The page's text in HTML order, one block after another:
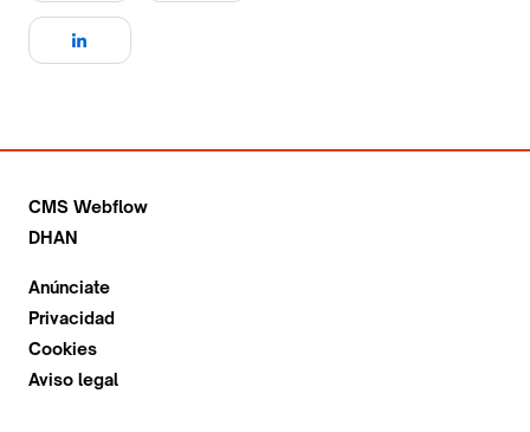
CMS Webflow
DHAN
Anúnciate
Privacidad
Cookies
Aviso legal